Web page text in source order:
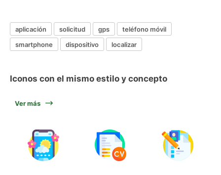
aplicación solicitud gps
teléfono móvil
smartphone
dispositivo localizar
Iconos con el mismo estilo y concepto
Ver más